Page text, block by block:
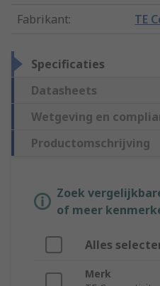
Fabrikant: TE
Specificaties
Datasheets
Wetgeving en
Productomschrijving
Zoek
of meer
Alles
Merk